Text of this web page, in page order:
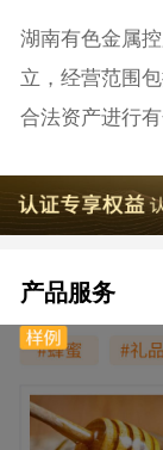
湖南有色金属
立，经营范围
合法资产进行
资（不得从事
款等国家金融
生产、销售及
工、销售及相
相关部门批准
产品服务